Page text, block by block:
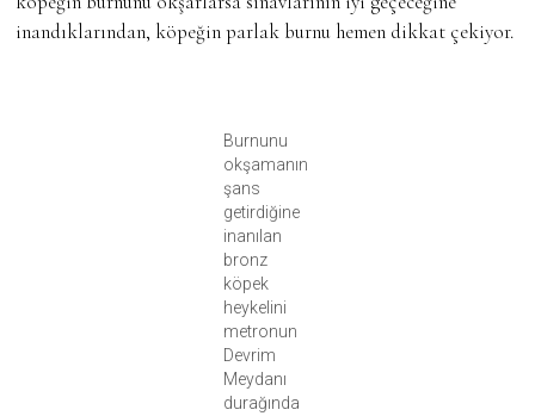
inandıklarından, köpeğin parlak burnu hemen dikkat çekiyor.
Burnunu
okşamanın
şans
getirdiğine
inanılan
bronz
köpek
heykelini
metronun
Devrim
Meydanı
durağında